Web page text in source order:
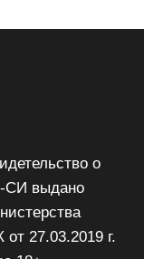
о
СИ выдано
27.03.2019 г.